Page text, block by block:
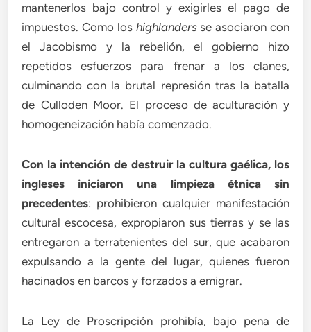
mantenerlos bajo control y exigirles el pago de
impuestos. Como los highlandersse asociaron con
el Jacobismo y la rebelión, el gobierno hizo
repetidos esfuerzos para frenar a los clanes,
culminando con la brutal represión tras la batalla
de Culloden Moor. El proceso de aculturación y
homogeneización había comenzado.
Con la intención de destruir la cultura gaélica, los
ingleses iniciaron una limpieza étnica sin
precedentes: prohibieron cualquier manifestación
cultural escocesa, expropiaron sus tierras y se las
entregaron a terratenientes del sur, que acabaron
expulsando a la gente del lugar, quienes fueron
hacinados en barcos y forzados a emigrar.
La Ley de Proscripción prohibía, bajo pena de